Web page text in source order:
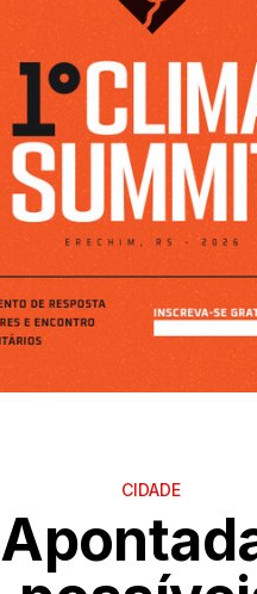
CIDADE